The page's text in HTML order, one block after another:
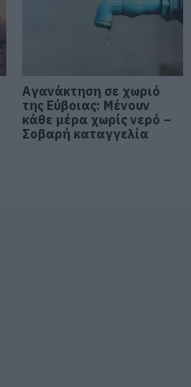
Αγανάκτηση σε χωριό
της Εύβοιας: Μένουν
κάθε μέρα χωρίς νερό –
Σοβαρή καταγγελία